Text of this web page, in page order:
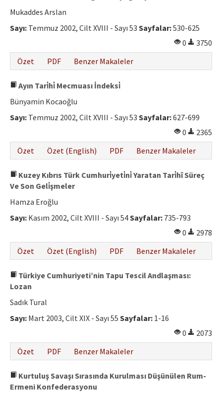
Mukaddes Arslan
Sayı: Temmuz 2002, Cilt XVIII - Sayı 53 Sayfalar:530-625
0
3750
Özet
PDF Benzer Makaleler
Ayın Tari̇hi̇ Mecmuası İndeksi̇
Bünyamin Kocaoğlu
Sayı: Temmuz 2002, Cilt XVIII - Sayı 53 Sayfalar:627-699
0
2365
Özet
Özet (English) PDF Benzer Makaleler
Kuzey Kıbrıs Türk Cumhuri̇yeti̇ni̇ Yaratan Tari̇hî Süreç
Ve Son Geli̇şmeler
Hamza Eroğlu
Sayı: Kasım 2002, Cilt XVIII - Sayı 54Sayfalar: 735-793
0
2978
Özet
Özet (English) PDF Benzer Makaleler
Türkiye Cumhuriyeti’nin Tapu Tescil Andlaşması:
Lozan
Sadık Tural
Sayı: Mart 2003, Cilt XIX - Sayı 55 Sayfalar: 1-16
0
2073
Özet
PDF Benzer Makaleler
Kurtuluş Savaşı Sırasında Kurulması Düşünülen Rum-
Ermeni Konfederasyonu